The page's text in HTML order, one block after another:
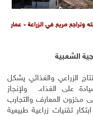
مريع في الزراعة - عمار
الشعبية
الزراعي والغذائي يشكل
على الغذاء. ولإنجاز
مخزون المعارف والتجارب
تقنيات زراعية طبيعية